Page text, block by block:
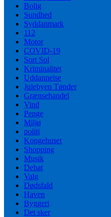
Bolig
Sundhed
Syddanmark
112
Motor
COVID-19
Sort Sol
Kriminalitet
Uddannelse
Julebyen Tønder
Grænsehandel
Vind
Penge
Miljø
politi
Kongehuset
Shopping
Musik
Debat
Valg
Dødsfald
Haven
Byggeri
Det sker